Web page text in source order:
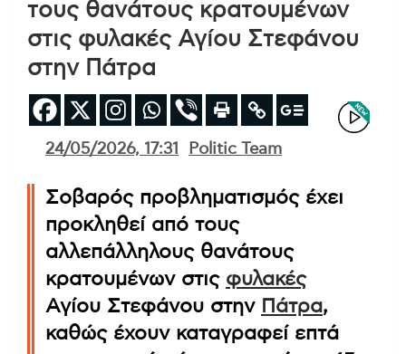
τους θανάτους κρατουμένων
στις φυλακές Αγίου Στεφάνου
στην Πάτρα
24/05/2026, 17:31 Politic Team
Σοβαρός προβληματισμός έχει
προκληθεί από τους
αλλεπάλληλους θανάτους
κρατουμένων στις φυλακές
Αγίου Στεφάνου στην Πάτρα,
καθώς έχουν καταγραφεί επτά